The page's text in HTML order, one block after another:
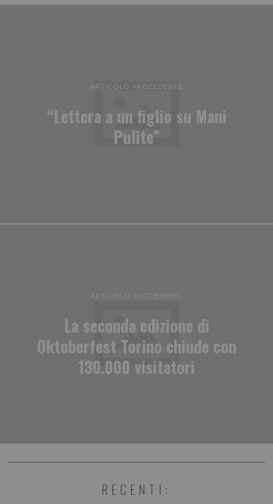
ARTICOLO PRECEDENTE
“Lettera a un figlio su Mani
Pulite”
ARTICOLO SUCCESSIVO
La seconda edizione di
Oktoberfest Torino chiude con
130.000 visitatori
RECENTI: